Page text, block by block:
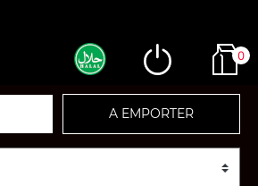
0
A EMPORTER